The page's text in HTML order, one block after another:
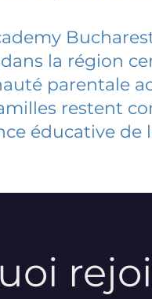
la région
parentale
restent
éducative de